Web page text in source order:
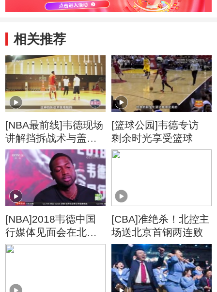
相关推荐
[NBA最前线]韦德现场
讲解挡拆战术与盖帽
技术
[篮球公园]韦德专访
剩余时光享受篮球
[NBA]2018韦德中国
行媒体见面会在北京
举行
[CBA]准绝杀！北控主
场送北京首钢两连败